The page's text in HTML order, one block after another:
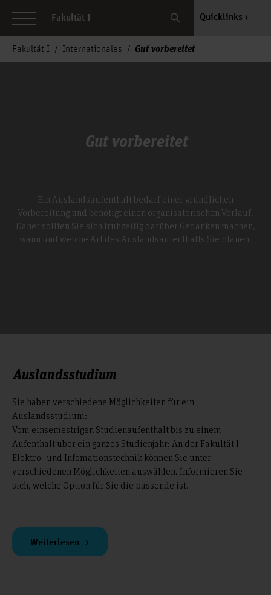
Fakultät I Search Quicklinks
Fakultät I Internationales Gut vorbereitet
Gut vorbereitet
Ein Auslandsaufenthalt bedarf einer gründlichen
Vorbereitung und benötigt einen organisatorischen Vorlauf.
Daher sollten Sie sich frühzeitig darüber Gedanken machen,
wann und welche Art des Auslandsaufenthalts Sie planen.
Auslandsstudium
Sie haben verschiedene Möglichkeiten für ein
Auslandsstudium:
Vom einsemestrigen Studienaufenthalt bis zu einem
Aufenthalt über ein ganzes Studienjahr: An der Fakultät I -
Elektro- und Infomationstechnik können Sie unter
verschiedenen Möglichkeiten auswählen. Informieren Sie
sich, welche Option für Sie die passende ist.
Weiterlesen